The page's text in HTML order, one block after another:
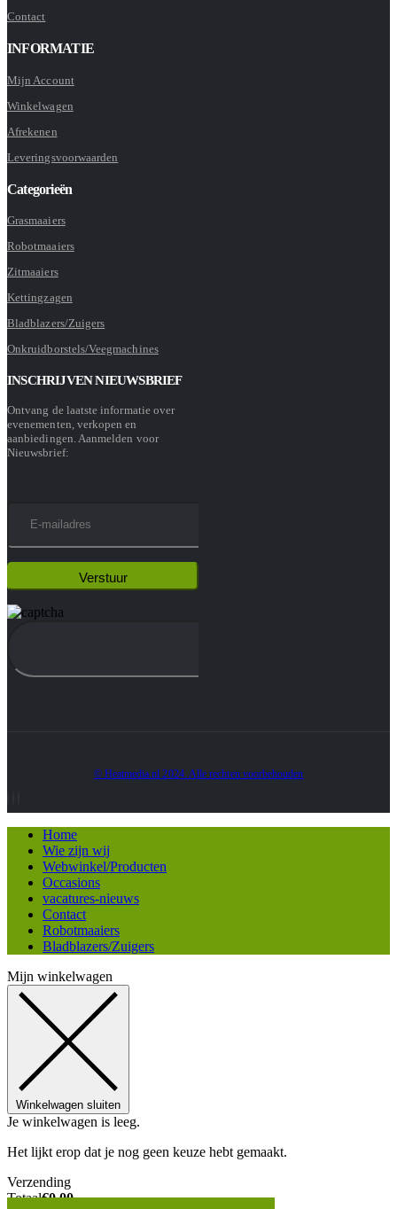
Contact
INFORMATIE
Mijn Account
Winkelwagen
Afrekenen
Leveringsvoorwaarden
Categorieën
Grasmaaiers
Robotmaaiers
Zitmaaiers
Kettingzagen
Bladblazers/Zuigers
Onkruidborstels/Veegmachines
INSCHRIJVEN NIEUWSBRIEF
Ontvang de laatste informatie over
evenementen, verkopen en
aanbiedingen. Aanmelden voor
Nieuwsbrief:
© Heatmedia.nl 2024. Alle rechten voorbehouden
Home
Wie zijn wij
Webwinkel/Producten
Occasions
vacatures-nieuws
Contact
Robotmaaiers
Bladblazers/Zuigers
Mijn winkelwagen
Winkelwagen sluiten
Je winkelwagen is leeg.
Het lijkt erop dat je nog geen keuze hebt gemaakt.
Verzending
Totaal€0,00